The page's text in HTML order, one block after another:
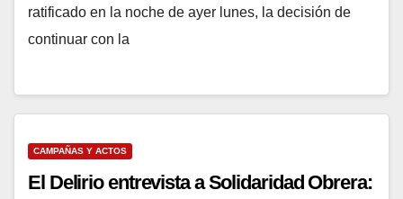
ratificado en la noche de ayer lunes, la decisión de
continuar con la
CAMPAÑAS Y ACTOS
El Delirio entrevista a Solidaridad Obrera: